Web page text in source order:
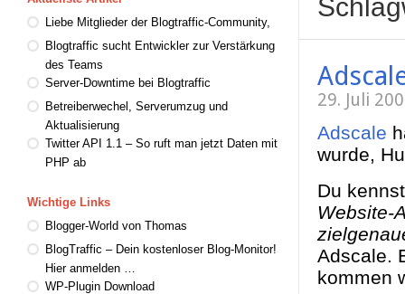
Liebe Mitglieder der Blogtraffic-Community,
Blogtraffic sucht Entwickler zur Verstärkung
des Teams
Server-Downtime bei Blogtraffic
Betreiberwechel, Serverumzug und
Aktualisierung
Twitter API 1.1 – So ruft man jetzt Daten mit
PHP ab
Wichtige Links
Blogger-World von Thomas
BlogTraffic – Dein kostenloser Blog-Monitor!
Hier anmelden …
WP-Plugin Download
29. Juli
Adscale
wurde,
Du
Website-
Adscale.
kommen